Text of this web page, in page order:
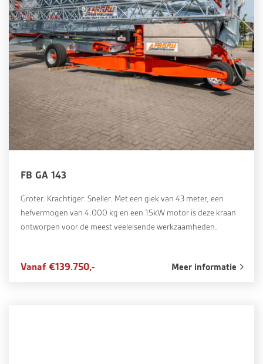
FB GA 143
Groter. Krachtiger. Sneller. Met een giek van 43 meter, een
hefvermogen van 4.000 kg en een 15kW motor is deze kraan
ontworpen voor de meest veeleisende werkzaamheden.
Vanaf €139.750,- Meer informatie